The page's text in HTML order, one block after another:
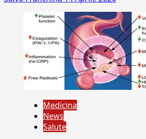
Medicina
News
Salute